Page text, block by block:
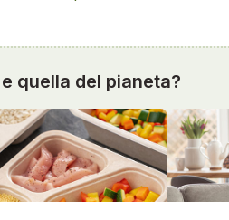
quella del pianeta?